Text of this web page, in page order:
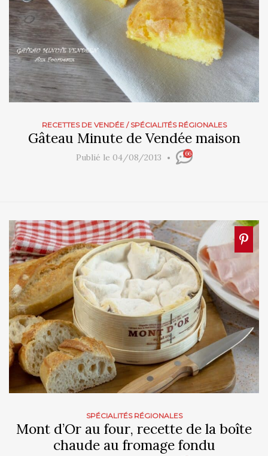
RECETTES DE VENDÉE/ SPÉCIALITÉS RÉGIONALES
Gâteau Minute de Vendée maison
Publié le 04/08/2013 66
SPÉCIALITÉS RÉGIONALES
Mont d’Or au four, recette de la boîte
chaude au fromage fondu